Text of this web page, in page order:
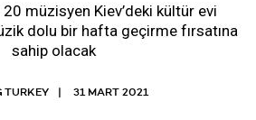
20 müzisyen Kiev’deki kültür evi
dolu bir hafta geçirme fırsatına
sahip olacak
TURKEY 31 MART 2021